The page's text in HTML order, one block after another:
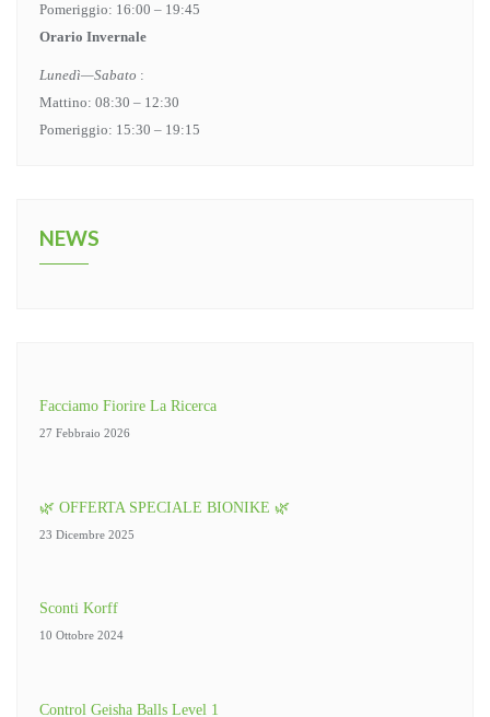
Pomeriggio: 16:00 – 19:45
Orario Invernale
Lunedì—Sabato :
Mattino: 08:30 – 12:30
Pomeriggio: 15:30 – 19:15
NEWS
Facciamo Fiorire La Ricerca
27 Febbraio 2026
🌿 OFFERTA SPECIALE BIONIKE 🌿
23 Dicembre 2025
Sconti Korff
10 Ottobre 2024
Control Geisha Balls Level 1